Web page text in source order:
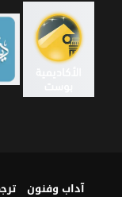
آداب وفنون